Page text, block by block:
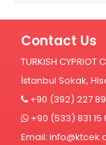
Contact Us
TURKISH CYPRIOT
İstanbul Sokak,
+90 (392) 227 89
+90 (533) 831 15
Email: